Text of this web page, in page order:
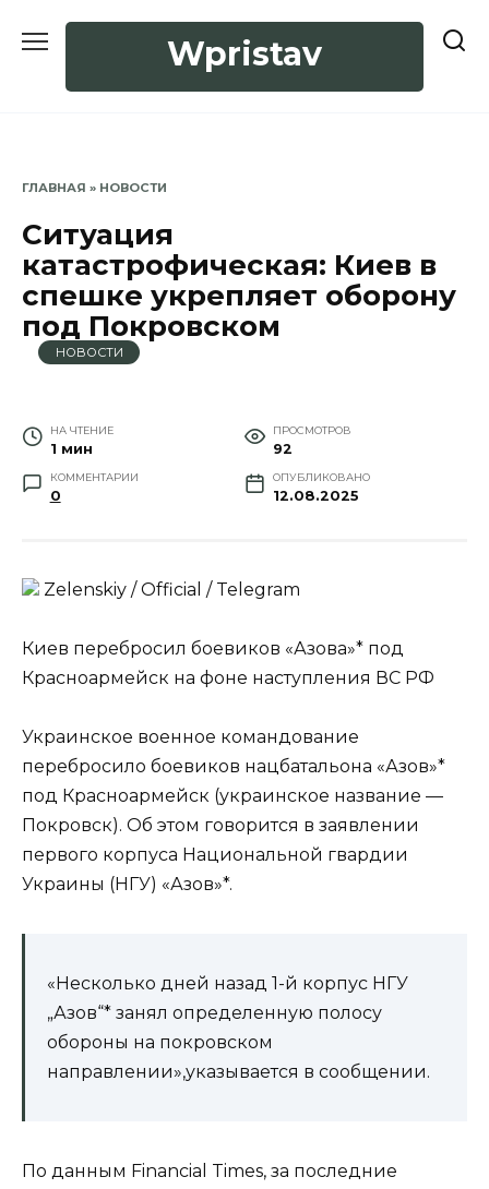
Wpristav
ГЛАВНАЯ » НОВОСТИ
Ситуация
катастрофическая: Киев в
спешке укрепляет оборону
под Покровском
НОВОСТИ
НА ЧТЕНИЕ
1 мин
ПРОСМОТРОВ
92
КОММЕНТАРИИ
0
ОПУБЛИКОВАНО
12.08.2025
Zеlеnskiу / Оfficiаl / Telegram
Киев перебросил боевиков «Азова»* под
Красноармейск на фоне наступления ВС РФ
Украинское военное командование
перебросило боевиков нацбатальона «Азов»*
под Красноармейск (украинское название —
Покровск). Об этом говорится в заявлении
первого корпуса Национальной гвардии
Украины (НГУ) «Азов»*.
«Несколько дней назад 1-й корпус НГУ
„Азов“* занял определенную полосу
обороны на покровском
направлении»,указывается в сообщении.
По данным Financial Times, за последние